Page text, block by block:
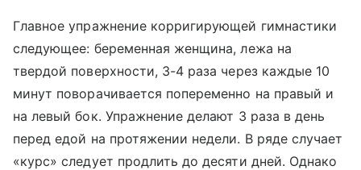
Главное упражнение корригирующей гимнастики
следующее: беременная женщина, лежа на
твердой поверхности, 3-4 раза через каждые 10
минут поворачивается попеременно на правый и
на левый бок. Упражнение делают 3 раза в день
перед едой на протяжении недели. В ряде случает
«курс» следует продлить до десяти дней. Однако